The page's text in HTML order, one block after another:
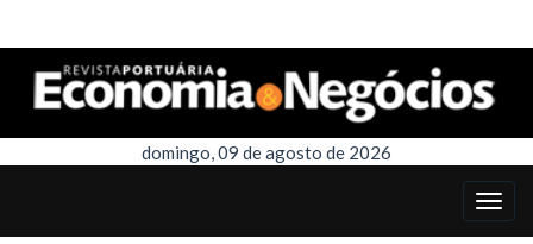
domingo, 09 de agosto de 2026